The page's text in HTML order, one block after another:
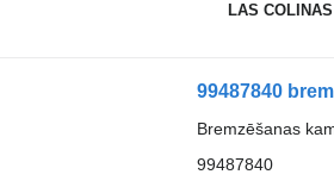
LAS
99487840
Bremzēšanas
99487840